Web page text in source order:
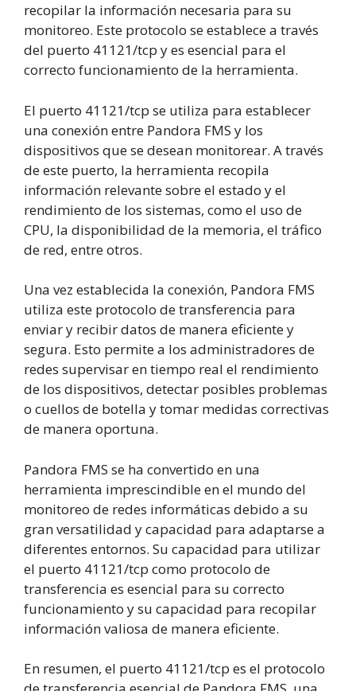
recopilar la información necesaria para su
monitoreo. Este protocolo se establece a través
del puerto 41121/tcp y es esencial para el
correcto funcionamiento de la herramienta.
El puerto 41121/tcp se utiliza para establecer
una conexión entre Pandora FMS y los
dispositivos que se desean monitorear. A través
de este puerto, la herramienta recopila
información relevante sobre el estado y el
rendimiento de los sistemas, como el uso de
CPU, la disponibilidad de la memoria, el tráfico
de red, entre otros.
Una vez establecida la conexión, Pandora FMS
utiliza este protocolo de transferencia para
enviar y recibir datos de manera eficiente y
segura. Esto permite a los administradores de
redes supervisar en tiempo real el rendimiento
de los dispositivos, detectar posibles problemas
o cuellos de botella y tomar medidas correctivas
de manera oportuna.
Pandora FMS se ha convertido en una
herramienta imprescindible en el mundo del
monitoreo de redes informáticas debido a su
gran versatilidad y capacidad para adaptarse a
diferentes entornos. Su capacidad para utilizar
el puerto 41121/tcp como protocolo de
transferencia es esencial para su correcto
funcionamiento y su capacidad para recopilar
información valiosa de manera eficiente.
En resumen, el puerto 41121/tcp es el protocolo